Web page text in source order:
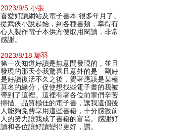
2023/9/5 小張
喜愛好讀網站及電子書本 很多年月了。
從武俠小說起始，到各種書類，幸得有
心人製作電子本供方便取用閱讀，非常
感謝。
2023/8/18 璐羽
第一次知道好讀是無意間發現的，並且
發現的那天令我驚喜且意外的是—剛好
是好讀復活不久之後，覺著應該是某種
莫名的緣分，促使想找些電子書的我被
帶到了這裡。這裡有著各位前輩們辛苦
掃描、品質極佳的電子書，讓我這個後
人能夠免費享用這些書籍，十分感激前
人的努力讓我成了書籍的富翁。感謝好
讀和各位讓好讀變得更好，讚。